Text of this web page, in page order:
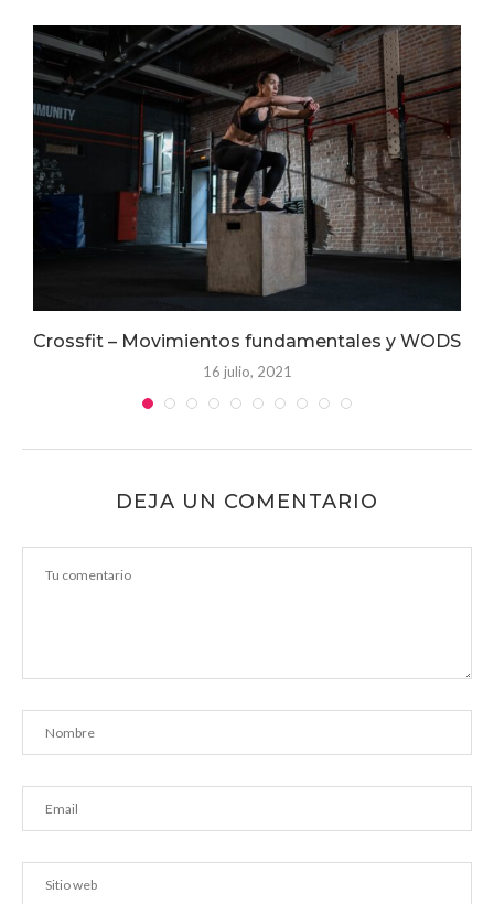
Crossfit – Movimientos fundamentales y WODS
16 julio, 2021
DEJA UN COMENTARIO